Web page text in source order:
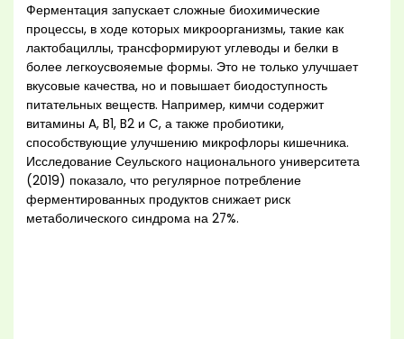
Ферментация запускает сложные биохимические
процессы, в ходе которых микроорганизмы, такие как
лактобациллы, трансформируют углеводы и белки в
более легкоусвояемые формы. Это не только улучшает
вкусовые качества, но и повышает биодоступность
питательных веществ. Например, кимчи содержит
витамины A, B1, B2 и C, а также пробиотики,
способствующие улучшению микрофлоры кишечника.
Исследование Сеульского национального университета
(2019) показало, что регулярное потребление
ферментированных продуктов снижает риск
метаболического синдрома на 27%.